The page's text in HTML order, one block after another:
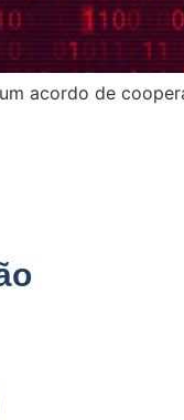
acordo de